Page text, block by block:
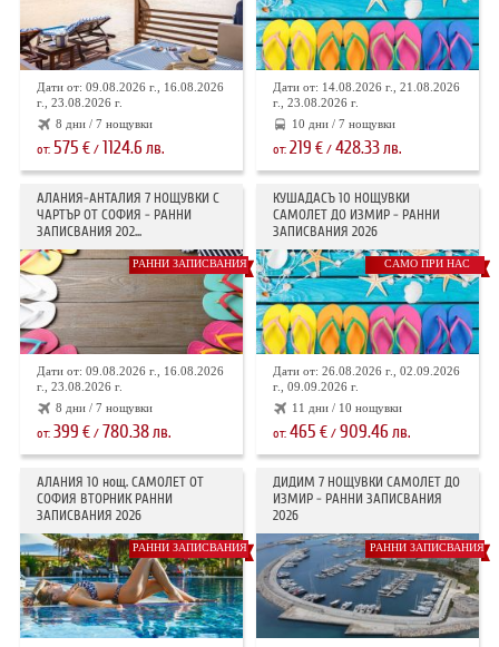
Дати от: 09.08.2026 г., 16.08.2026
г., 23.08.2026 г.
8 дни / 7 нощувки
от: 575 €/ 1124.6лв.
Дати от: 14.08.2026 г., 21.08.2026
г., 23.08.2026 г.
10 дни / 7 нощувки
от:219 € /428.33лв.
АЛАНИЯ-АНТАЛИЯ 7 НОЩУВКИ С
ЧАРТЪР ОТ СОФИЯ - РАННИ
ЗАПИСВАНИЯ 202...
РАННИ ЗАПИСВАНИЯ
Дати от: 09.08.2026 г., 16.08.2026
г., 23.08.2026 г.
8 дни / 7 нощувки
от: 399 €/ 780.38лв.
КУШАДАСЪ 10 НОЩУВКИ
САМОЛЕТ ДО ИЗМИР - РАННИ
ЗАПИСВАНИЯ 2026
САМО ПРИ НАС
Дати от: 26.08.2026 г., 02.09.2026
г., 09.09.2026 г.
11 дни / 10 нощувки
от:465 € /909.46лв.
АЛАНИЯ 10 нощ. САМОЛЕТ ОТ
СОФИЯ ВТОРНИК РАННИ
ЗАПИСВАНИЯ 2026
РАННИ ЗАПИСВАНИЯ
ДИДИМ 7 НОЩУВКИ САМОЛЕТ ДО
ИЗМИР - РАННИ ЗАПИСВАНИЯ
2026
РАННИ ЗАПИСВАНИЯ